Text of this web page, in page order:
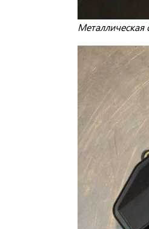
Металлическая